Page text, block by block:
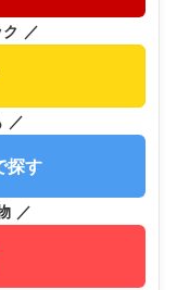
／
／
探す
／